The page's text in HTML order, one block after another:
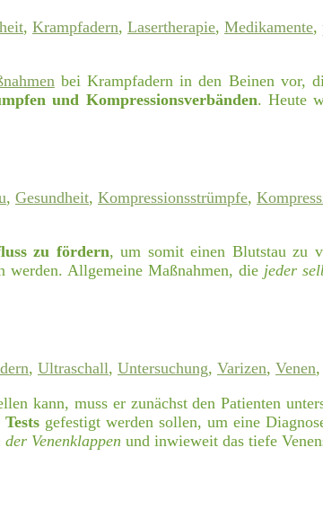
, Krampfadern, Lasertherapie, Medikamente,
bei Krampfadern in den Beinen vor,
und Kompressionsverbänden. Heute
, Gesundheit, Kompressionsstrümpfe,
zu fördern, um somit einen Blutstau zu
werden. Allgemeine Maßnahmen, die jeder
, Ultraschall, Untersuchung, Varizen, Venen,
kann, muss er zunächst den Patienten
gefestigt werden sollen, um eine
Venenklappen und inwieweit das tiefe